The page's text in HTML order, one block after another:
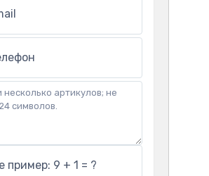
пример: 9 + 1 = ?